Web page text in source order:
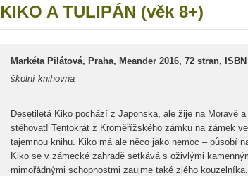
KIKO A TULIPÁN (věk 8+)
Markéta Pilátová, Praha, Meander 2016, 72 stran, ISBN
školní knihovna
Desetiletá Kiko pochází z Japonska, ale žije na Moravě
stěhovat! Tentokrát z Kroměřížského zámku na zámek
tajemnou knihu. Kiko má ale něco jako nemoc – působí
Kiko se v zámecké zahradě setkává s oživlými
mimořádnými schopnostmi zaujme také zlého kouzelníka.